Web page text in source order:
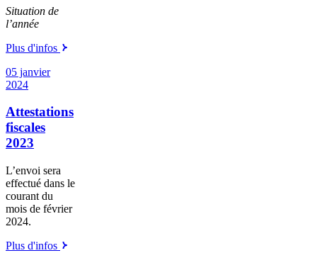
Situation de
l’année
Plus d'infos
05 janvier
2024
Attestations
fiscales
2023
L’envoi sera
effectué dans le
courant du
mois de février
2024.
Plus d'infos